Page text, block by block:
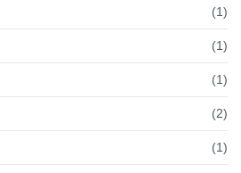
(1)
(1)
(1)
(2)
(1)